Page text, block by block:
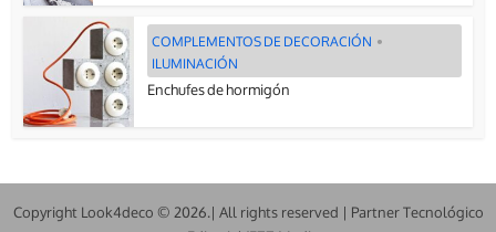
COMPLEMENTOS DE DECORACIÓN •
ILUMINACIÓN
Enchufes de hormigón
Copyright Look4deco © 2026.| All rights reserved | Partner Tecnológico